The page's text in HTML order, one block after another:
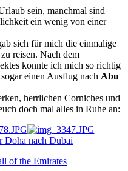
sein, manchmal sind
ein wenig von einer
sich für mich die einmalige
zu reisen. Nach dem
konnte ich mich so richtig
einen Ausflug nach Abu
herrlichen Corniches und
doch mal alles in Ruhe an:
Doha nach Dubai
of the Emirates